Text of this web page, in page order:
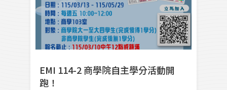
EMI 114-2 商學院自主學分活動開
跑！